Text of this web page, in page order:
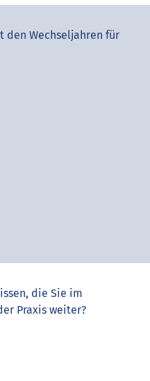
den Wechseljahren für
die Sie im
Praxis weiter?